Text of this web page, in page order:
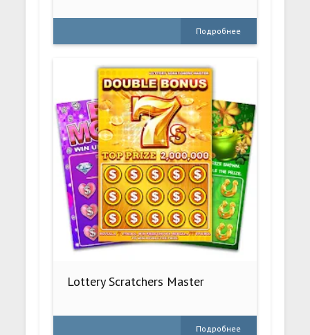
Подробнее
Lottery Scratchers Master
Подробнее